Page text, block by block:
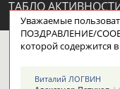
ТАБЛО
ЦЕЛИ ПРОЕКТА
Уважаемые
ПОЗДРАВЛЕНИЕ/
которой содержится
Виталий ЛОГВИН